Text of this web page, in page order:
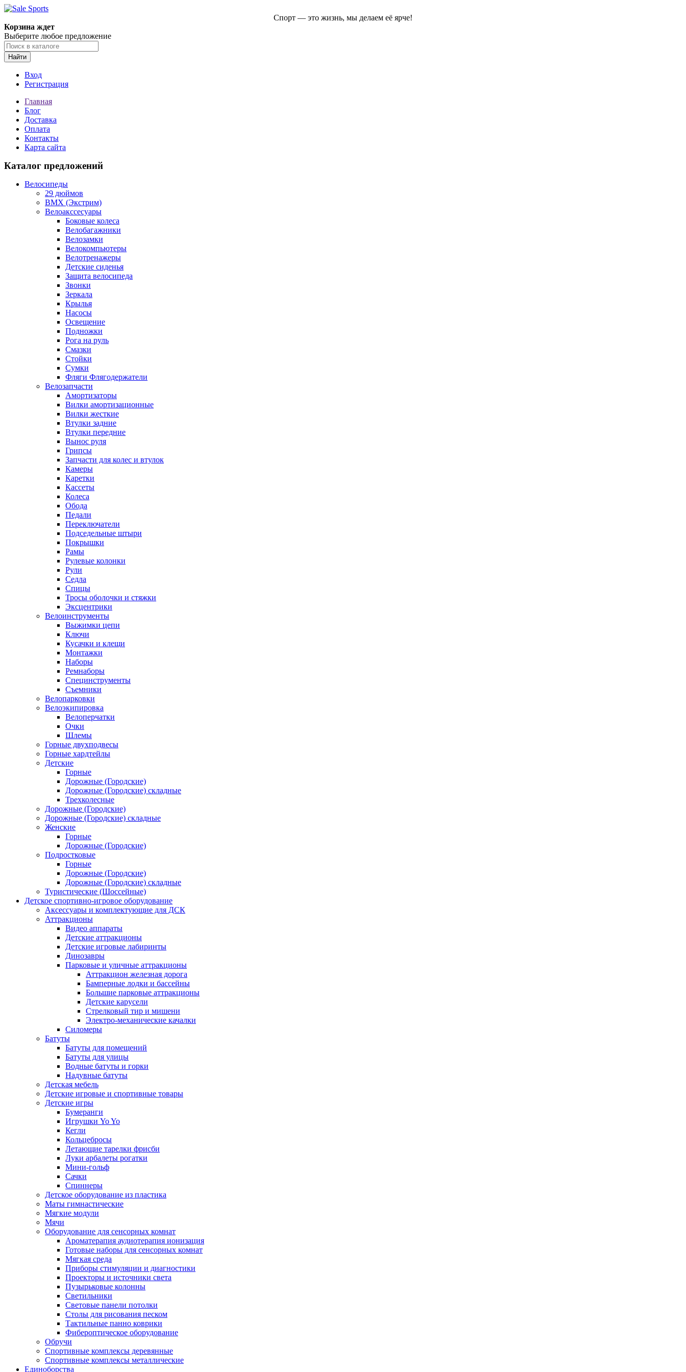
Спорт — это жизнь, мы делаем её ярче!
Корзина ждет
Выберите любое предложение
Найти
Вход
Регистрация
Главная
Блог
Доставка
Оплата
Контакты
Карта сайта
Каталог предложений
Велосипеды
29 дюймов
BMX (Экстрим)
Велоакссесуары
Боковые колеса
Велобагажники
Велозамки
Велокомпьютеры
Велотренажеры
Детские сиденья
Защита велосипеда
Звонки
Зеркала
Крылья
Насосы
Освещение
Подножки
Рога на руль
Смазки
Стойки
Сумки
Фляги Флягодержатели
Велозапчасти
Амортизаторы
Вилки амортизационные
Вилки жесткие
Втулки задние
Втулки передние
Вынос руля
Грипсы
Запчасти для колес и втулок
Камеры
Каретки
Кассеты
Колеса
Обода
Педали
Переключатели
Подседельные штыри
Покрышки
Рамы
Рулевые колонки
Рули
Седла
Спицы
Тросы оболочки и стяжки
Эксцентрики
Велоинструменты
Выжимки цепи
Ключи
Кусачки и клещи
Монтажки
Наборы
Ремнаборы
Специнструменты
Съемники
Велопарковки
Велоэкипировка
Велоперчатки
Очки
Шлемы
Горные двухподвесы
Горные хардтейлы
Детские
Горные
Дорожные (Городские)
Дорожные (Городские) складные
Трехколесные
Дорожные (Городские)
Дорожные (Городские) складные
Женские
Горные
Дорожные (Городские)
Подростковые
Горные
Дорожные (Городские)
Дорожные (Городские) складные
Туристические (Шоссейные)
Детское спортивно-игровое оборудование
Аксессуары и комплектующие для ДСК
Аттракционы
Видео аппараты
Детские аттракционы
Детские игровые лабиринты
Динозавры
Парковые и уличные аттракционы
Аттракцион железная дорога
Бамперные лодки и бассейны
Большие парковые аттракционы
Детские карусели
Стрелковый тир и мишени
Электро-механические качалки
Силомеры
Батуты
Батуты для помещений
Батуты для улицы
Водные батуты и горки
Надувные батуты
Детская мебель
Детские игровые и спортивные товары
Детские игры
Бумеранги
Игрушки Yo Yo
Кегли
Кольцебросы
Летающие тарелки фрисби
Луки арбалеты рогатки
Мини-гольф
Сачки
Спиннеры
Детское оборудование из пластика
Маты гимнастические
Мягкие модули
Мячи
Оборудование для сенсорных комнат
Ароматерапия аудиотерапия ионизация
Готовые наборы для сенсорных комнат
Мягкая среда
Приборы стимуляции и диагностики
Проекторы и источники света
Пузырьковые колонны
Светильники
Световые панели потолки
Столы для рисования песком
Тактильные панно коврики
Фибероптическое оборудование
Обручи
Спортивные комплексы деревянные
Спортивные комплексы металлические
Единоборства